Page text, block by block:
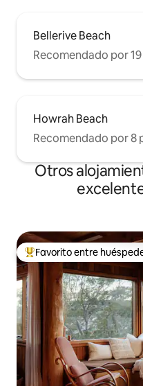
Bellerive Beach
Recomendado por
Howrah Beach
Recomendado por 8
Otros
Favorito entre huéspedes
Favorito entre